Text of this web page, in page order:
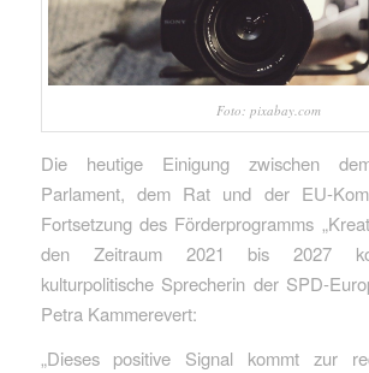
Foto: pixabay.com
Die heutige Einigung zwischen
Parlament, dem Rat und der EU-
Fortsetzung des Förderprogramms
den Zeitraum 2021 bis 2027
kulturpolitische Sprecherin der SPD-
Petra Kammerevert:
„Dieses positive Signal kommt zur